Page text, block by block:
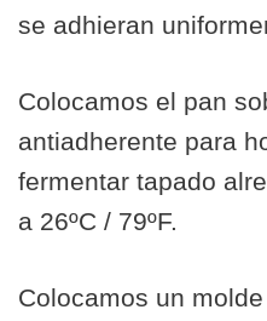
se adhieran
Colocamos el pan
antiadherente para
fermentar tapado
a 26ºC / 79ºF.
Colocamos un